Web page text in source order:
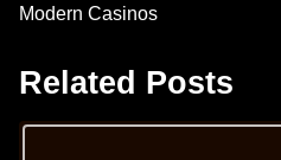
t
Modern Casinos
Related Posts
Image Placeholder